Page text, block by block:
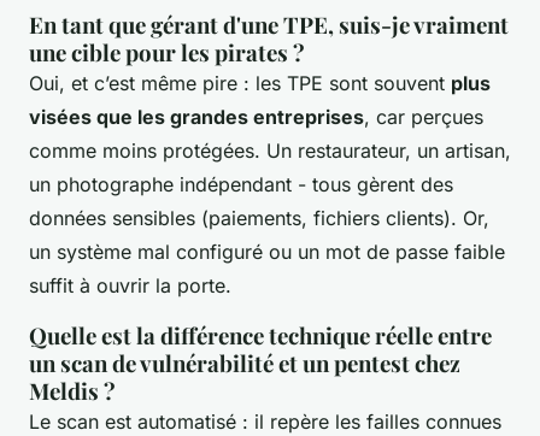
En tant que gérant d'une TPE, suis-je vraiment
une cible pour les pirates ?
Oui, et c’est même pire : les TPE sont souvent plus
visées que les grandes entreprises, car perçues
comme moins protégées. Un restaurateur, un artisan,
un photographe indépendant - tous gèrent des
données sensibles (paiements, fichiers clients). Or,
un système mal configuré ou un mot de passe faible
suffit à ouvrir la porte.
Quelle est la différence technique réelle entre
un scan de vulnérabilité et un pentest chez
Meldis ?
Le scan est automatisé : il repère les failles connues